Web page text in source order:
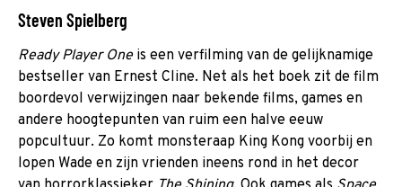
Steven Spielberg
Ready Player One is een verfilming van de gelijknamige
bestseller van Ernest Cline. Net als het boek zit de film
boordevol verwijzingen naar bekende films, games en
andere hoogtepunten van ruim een halve eeuw
popcultuur. Zo komt monsteraap King Kong voorbij en
lopen Wade en zijn vrienden ineens rond in het decor